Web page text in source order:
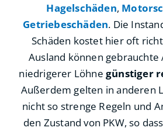
Hagelschäden,
Getriebeschäden. Die
Schäden kostet hier oft
Ausland können gebrauchte
niedrigerer Löhnegünstiger
Außerdem gelten in anderen
nicht so strenge Regeln und
den Zustand von PKW, so